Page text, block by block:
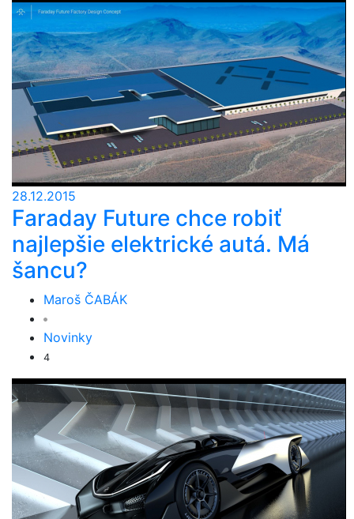
28.12.2015
Faraday Future chce robiť
najlepšie elektrické autá. Má
šancu?
Maroš ČABÁK
Novinky
4